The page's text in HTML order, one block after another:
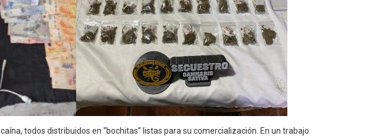
todos distribuidos en “bochitas” listas para su comercialización. En un trabajo